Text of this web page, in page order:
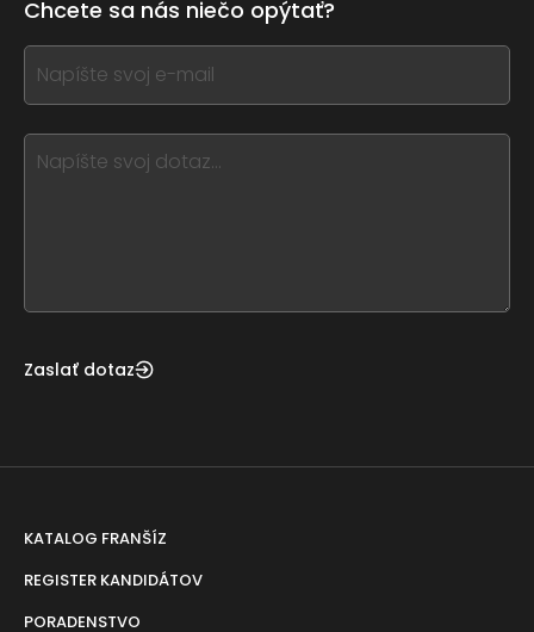
this
form
field
blank
Chcete sa nás niečo opýtať?
If
you
this,
leave
Zaslať dotaz
KATALOG FRANŠÍZ
REGISTER KANDIDÁTOV
PORADENSTVO